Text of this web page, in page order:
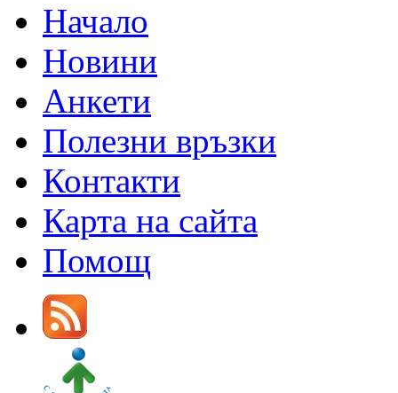
Начало
Новини
Анкети
Полезни връзки
Контакти
Карта на сайта
Помощ